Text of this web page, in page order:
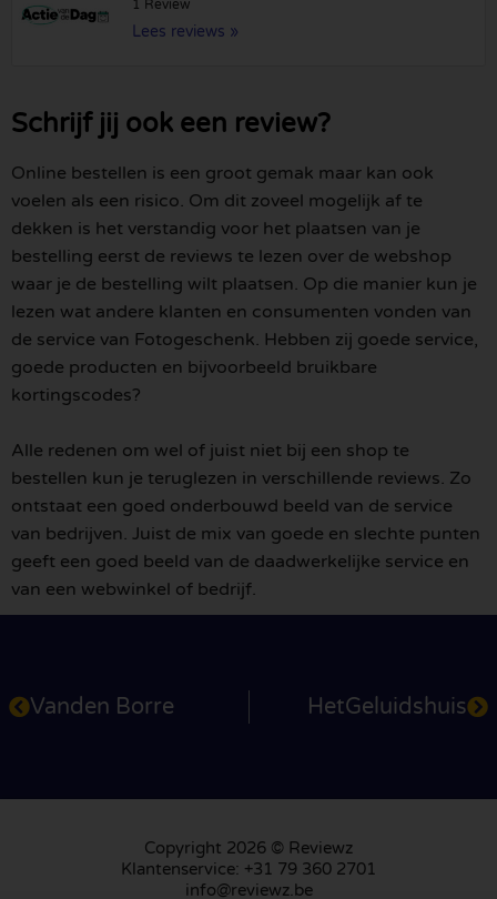
1 Review
Lees reviews »
Schrijf jij ook een review?
Online bestellen is een groot gemak maar kan ook
voelen als een risico. Om dit zoveel mogelijk af te
dekken is het verstandig voor het plaatsen van je
bestelling eerst de reviews te lezen over de webshop
waar je de bestelling wilt plaatsen. Op die manier kun je
lezen wat andere klanten en consumenten vonden van
de service van Fotogeschenk. Hebben zij goede service,
goede producten en bijvoorbeeld bruikbare
kortingscodes?
Alle redenen om wel of juist niet bij een shop te
bestellen kun je teruglezen in verschillende reviews. Zo
ontstaat een goed onderbouwd beeld van de service
van bedrijven. Juist de mix van goede en slechte punten
geeft een goed beeld van de daadwerkelijke service en
van een webwinkel of bedrijf.
Vanden Borre HetGeluidshuis
Copyright 2026 © Reviewz
Klantenservice: +31 79 360 2701
info@reviewz.be